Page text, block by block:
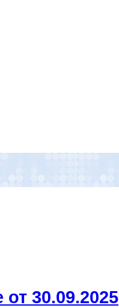
30.09.2025